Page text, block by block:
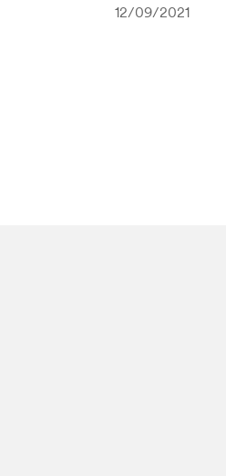
12/09/2021